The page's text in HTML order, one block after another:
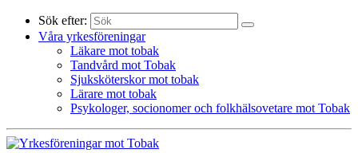
Sök efter:
Våra yrkesföreningar
Läkare mot tobak
Tandvård mot Tobak
Sjuksköterskor mot tobak
Lärare mot tobak
Psykologer, socionomer och folkhälsovetare mot Tobak